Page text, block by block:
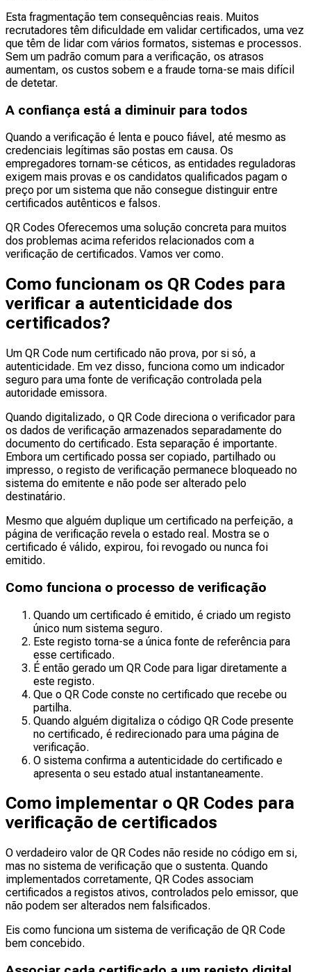
Esta fragmentação tem consequências reais. Muitos
recrutadores têm dificuldade em validar certificados, uma vez
que têm de lidar com vários formatos, sistemas e processos.
Sem um padrão comum para a verificação, os atrasos
aumentam, os custos sobem e a fraude torna-se mais difícil
de detetar.
A confiança está a diminuir para todos
Quando a verificação é lenta e pouco fiável, até mesmo as
credenciais legítimas são postas em causa. Os
empregadores tornam-se céticos, as entidades reguladoras
exigem mais provas e os candidatos qualificados pagam o
preço por um sistema que não consegue distinguir entre
certificados autênticos e falsos.
QR Codes Oferecemos uma solução concreta para muitos
dos problemas acima referidos relacionados com a
verificação de certificados. Vamos ver como.
Como funcionam os QR Codes para
verificar a autenticidade dos
certificados?
Um QR Code num certificado não prova, por si só, a
autenticidade. Em vez disso, funciona como um indicador
seguro para uma fonte de verificação controlada pela
autoridade emissora.
Quando digitalizado, o QR Code direciona o verificador para
os dados de verificação armazenados separadamente do
documento do certificado. Esta separação é importante.
Embora um certificado possa ser copiado, partilhado ou
impresso, o registo de verificação permanece bloqueado no
sistema do emitente e não pode ser alterado pelo
destinatário.
Mesmo que alguém duplique um certificado na perfeição, a
página de verificação revela o estado real. Mostra se o
certificado é válido, expirou, foi revogado ou nunca foi
emitido.
Como funciona o processo de verificação
Quando um certificado é emitido, é criado um registo
único num sistema seguro.
Este registo torna-se a única fonte de referência para
esse certificado.
É então gerado um QR Code para ligar diretamente a
este registo.
Que o QR Code conste no certificado que recebe ou
partilha.
Quando alguém digitaliza o código QR Code presente
no certificado, é redirecionado para uma página de
verificação.
O sistema confirma a autenticidade do certificado e
apresenta o seu estado atual instantaneamente.
Como implementar o QR Codes para
verificação de certificados
O verdadeiro valor de QR Codes não reside no código em si,
mas no sistema de verificação que o sustenta. Quando
implementados corretamente, QR Codes associam
certificados a registos ativos, controlados pelo emissor, que
não podem ser alterados nem falsificados.
Eis como funciona um sistema de verificação de QR Code
bem concebido.